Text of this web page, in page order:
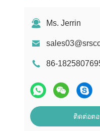
Ms. Jerrin
86-
ติดต่อต